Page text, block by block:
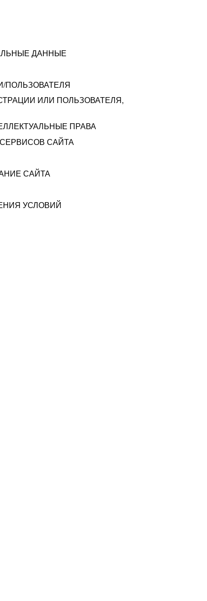
ДАННЫЕ
ПОЛЬЗОВАТЕЛЯ
ИЛИ ПОЛЬЗОВАТЕЛЯ,
ПРАВА
САЙТА
САЙТА
УСЛОВИЙ